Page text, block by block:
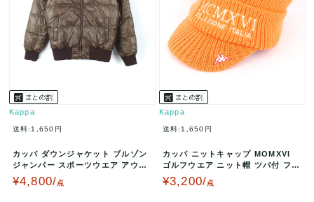
Kappa
送料:1,650円
カッパ ダウンジャケット ブルゾン
ジャンパー スポーツウエア アウタ
ー レディース Lサイズ ブラ…
¥4,800/点
Kappa
送料:1,650円
カッパ ニットキャップ MOMXVI
ゴルフウエア ニット帽 ツバ付 フリ
ース 帽子 レディース フ…
¥3,200/点